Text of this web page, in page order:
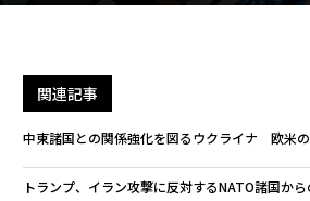
関連記事
中東諸国との関係強化を図るウクライナ 欧米
トランプ、イラン攻撃に反対するNATO諸国か